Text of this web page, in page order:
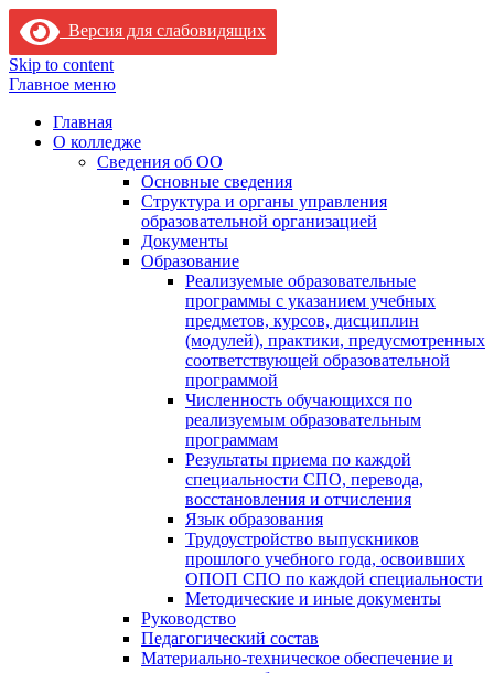
Версия для слабовидящих
Skip to content
Главное меню
Главная
О колледже
Сведения об ОО
Основные сведения
Структура и органы управления
образовательной организацией
Документы
Образование
Реализуемые образовательные
программы с указанием учебных
предметов, курсов, дисциплин
(модулей), практики, предусмотренных
соответствующей образовательной
программой
Численность обучающихся по
реализуемым образовательным
программам
Результаты приема по каждой
специальности СПО, перевода,
восстановления и отчисления
Язык образования
Трудоустройство выпускников
прошлого учебного года, освоивших
ОПОП СПО по каждой специальности
Методические и иные документы
Руководство
Педагогический состав
Материально-техническое обеспечение и